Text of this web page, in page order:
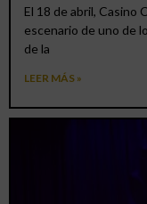
El 18 de abril, Casino
escenario de uno de
de la
LEER MÁS »